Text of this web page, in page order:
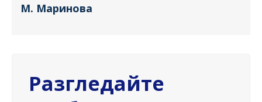
М. Маринова
Разгледайте